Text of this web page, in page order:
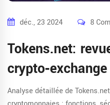
déc., 23 2024 8
Tokens.net:
Analyse détaillée de